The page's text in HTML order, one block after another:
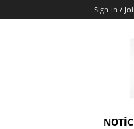
Sign in /